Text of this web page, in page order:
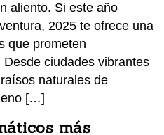
aliento. Si este año
2025 te ofrece una
que prometen
ciudades vibrantes
naturales de
[…]
más